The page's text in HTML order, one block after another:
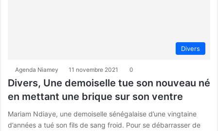
Divers
Agenda Niamey 11 novembre 2021 0
Divers, Une demoiselle tue son nouveau né
en mettant une brique sur son ventre
Mariam Ndiaye, une demoiselle sénégalaise d’une vingtaine
d’années a tué son fils de sang froid. Pour se débarrasser de